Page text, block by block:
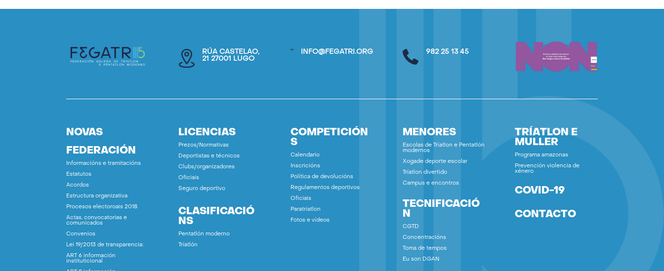
RÚA CASTELAO,
21 27001 LUGO
INFO@FEGATRI.ORG 982 25 13 45
NOVAS
FEDERACIÓN
Informacións e tramitacións
Estatutos
Acordos
Estructura organizativa
Procesos electoroais 2018
Actas, convocatorias e
comunicados
Convenios
Lei 19/2013 de transparencia:
ART 6 información
instituticional
LICENCIAS
Prezos/Normativas
Deportistas e técnicos
Clubs/organizadores
Oficiais
Seguro deportivo
CLASIFICACIÓ
NS
Pentatlón moderno
Tríatlón
COMPETICIÓN
S
Calendario
Inscricións
Política de devolucións
Regulamentos deportivos
Oficiais
Paratríatlon
Fotos e vídeos
MENORES
Escolas de Tríatlon e Pentatlón
modernos
Xogade deporte escolar
Tríatlon divertido
Campus e encontros
TECNIFICACIÓ
N
CGTD
Concentracións
Toma de tempos
Eu son DGAN
TRÍATLON E
MULLER
Programa amazonas
Prevención violencia de
xénero
COVID-19
CONTACTO